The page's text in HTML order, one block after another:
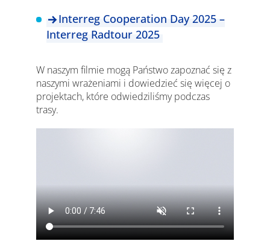
Interreg Cooperation Day 2025 –
Interreg Radtour 2025
W naszym filmie mogą Państwo zapoznać się z
naszymi wrażeniami i dowiedzieć się więcej o
projektach, które odwiedziliśmy podczas
trasy.